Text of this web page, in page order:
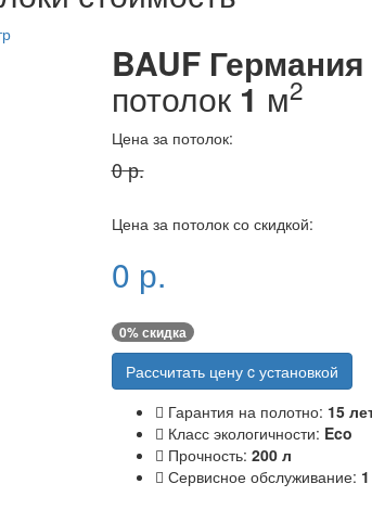
BAUF Германия
потолок 1 м2
Цена за потолок:
0р.
Цена за потолок со скидкой:
0 р.
0% скидка
Рассчитать цену c установкой
Гарантия на полотно: 15
Класс экологичности: Eco
Прочность: 200 л
Сервисное обслуживание: